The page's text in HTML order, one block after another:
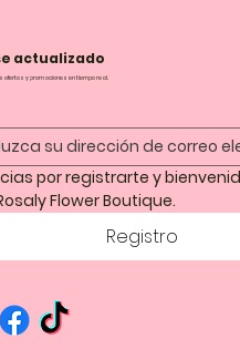
actualizado
ofertas y promociones en tiempo real.
por registrarte y
Flower Boutique.
Registro